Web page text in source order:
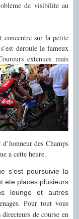
de visibilite au
concentre sur la petite
deroule le fameux
extenues mais
d’honneur des Champs
a cette heure.
s’est poursuivie la
ete places plusieurs
lounge et autres
Pour tout vous
de course en